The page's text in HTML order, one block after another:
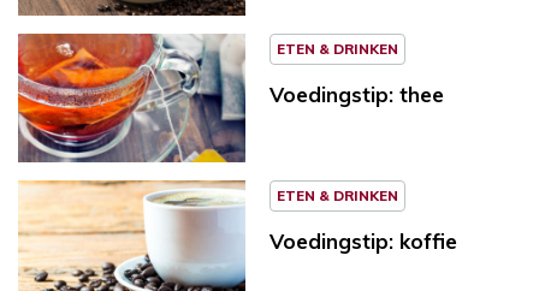
ETEN & DRINKEN
Voedingstip: thee
ETEN & DRINKEN
Voedingstip: koffie